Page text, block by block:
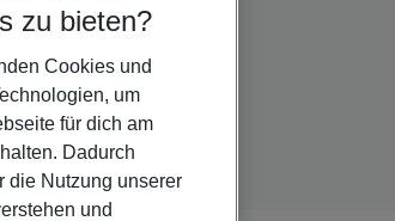
zu bieten?
Cookies und
um
für dich am
Dadurch
die Nutzung unserer
und